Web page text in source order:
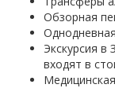
Обзорная
Экскурсия
входят в